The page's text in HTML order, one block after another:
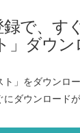
で、す
」ダウン
ト」をダウンロ
ダウンロード